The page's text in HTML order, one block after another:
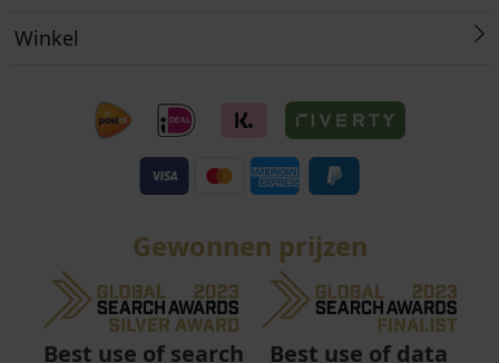
Winkel
Gewonnen prijzen
Best use of search
Best use of data